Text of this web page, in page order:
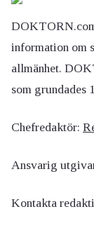
information om
allmänhet.
som grundades
Chefredaktör:
Ansvarig
Kontakta